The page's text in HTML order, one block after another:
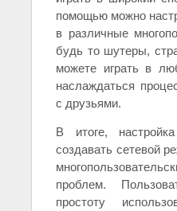
помощью можно
в различные
будь то шутеры,
можете играть в
наслаждаться
с друзьями.
В итоге,
создавать сетевой
проблем.
простоту